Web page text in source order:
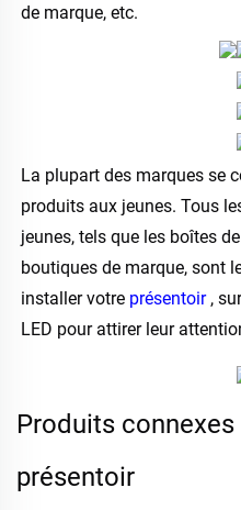
de marque, etc.
La plupart des marques se
produits aux jeunes. Tous
jeunes, tels que les boîtes
boutiques de marque, sont
installer votre présentoir ,
LED pour attirer leur
Produits
présentoir